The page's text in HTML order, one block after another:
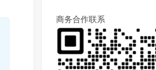
商务合作联系